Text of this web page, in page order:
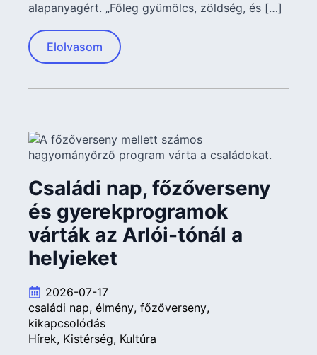
alapanyagért. „Főleg gyümölcs, zöldség, és […]
Elolvasom
Családi nap, főzőverseny
és gyerekprogramok
várták az Arlói-tónál a
helyieket
2026-07-17
családi nap élmény főzőverseny
kikapcsolódás
Hírek Kistérség Kultúra